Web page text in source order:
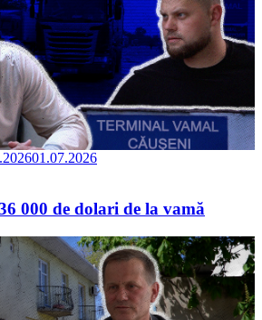
01.07.2026
000 de dolari de la vamă